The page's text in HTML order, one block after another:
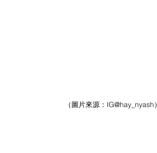
（圖片來源： IG@hay_nyash）